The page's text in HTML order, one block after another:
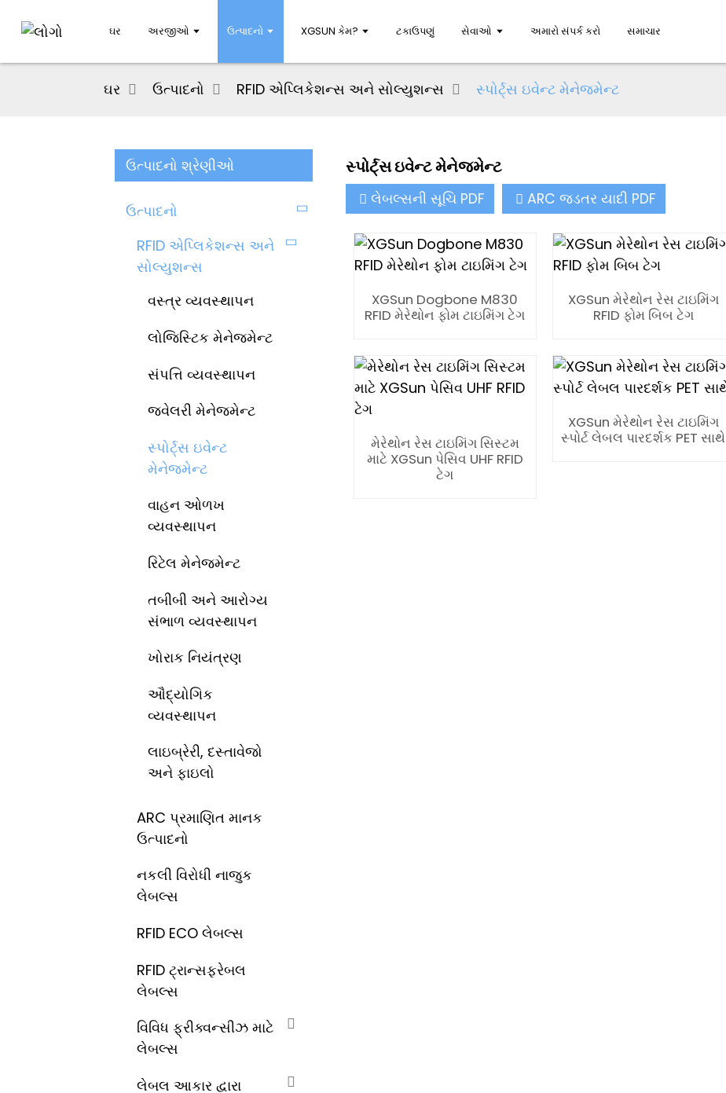
ઘર અરજીઓ ઉત્પાદનો XGSUN કેમ? ટકાઉપણું સેવાઓ અમારો સંપર્ક કરો સમાચાર
ઘર ઉત્પાદનો RFID એપ્લિકેશન્સ અને સોલ્યુશન્સ સ્પોર્ટ્સ ઇવેન્ટ મેનેજમેન્ટ
ઉત્પાદનો શ્રેણીઓ
ઉત્પાદનો
RFID એપ્લિકેશન્સ અને
સોલ્યુશન્સ
વસ્ત્ર વ્યવસ્થાપન
લોજિસ્ટિક મેનેજમેન્ટ
સંપત્તિ વ્યવસ્થાપન
જ્વેલરી મેનેજમેન્ટ
સ્પોર્ટ્સ ઇવેન્ટ
મેનેજમેન્ટ
વાહન ઓળખ
વ્યવસ્થાપન
રિટેલ મેનેજમેન્ટ
તબીબી અને આરોગ્ય
સંભાળ વ્યવસ્થાપન
ખોરાક નિયંત્રણ
ઔદ્યોગિક
વ્યવસ્થાપન
લાઇબ્રેરી, દસ્તાવેજો
અને ફાઇલો
ARC પ્રમાણિત માનક
ઉત્પાદનો
નકલી વિરોધી નાજુક
લેબલ્સ
RFID ECO લેબલ્સ
RFID ટ્રાન્સફરેબલ
લેબલ્સ
વિવિધ ફ્રીક્વન્સીઝ માટે
લેબલ્સ
લેબલ આકાર દ્વારા
સ્પોર્ટ્સ ઇવેન્ટ મેનેજમેન્ટ
લેબલ્સની સૂચિ PDF ARC જડતર યાદી PDF
XGSun Dogbone M830
RFID મેરેથોન ફોમ ટાઇમિંગ ટેગ
XGSun મેરેથોન રેસ ટાઇમિંગ
RFID ફોમ બિબ ટેગ
મેરેથોન રેસ ટાઇમિંગ સિસ્ટમ
માટે XGSun પેસિવ UHF RFID
ટેગ
XGSun મેરેથોન રેસ ટાઇમિંગ
સ્પોર્ટ લેબલ પારદર્શક PET સાથે